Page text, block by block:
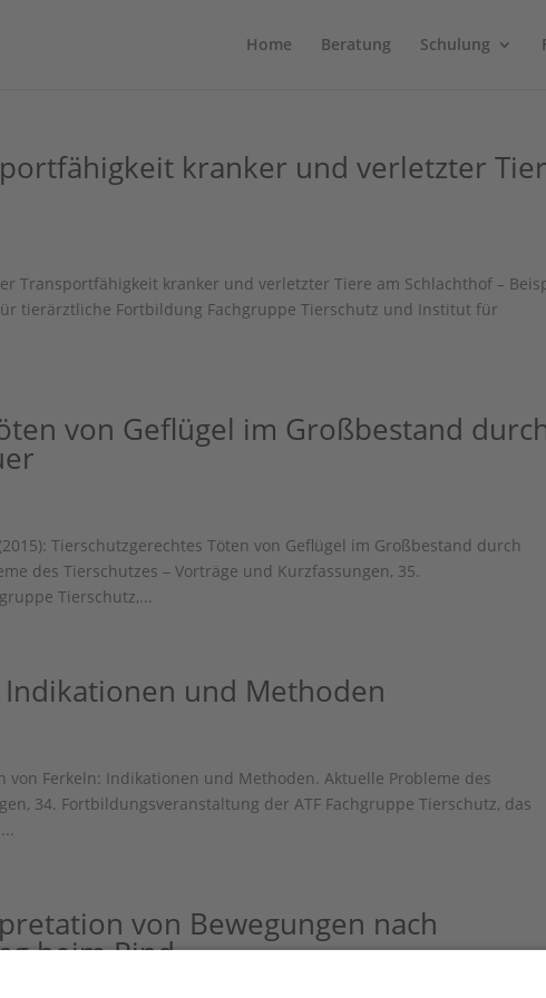
Home Beratung Schulung
kranker und verletzter
Transportfähigkeit kranker und verletzter Tiere am Schlachthof –
tierärztliche Fortbildung Fachgruppe Tierschutz und Institut für
von Geflügel im Großbestand
Tierschutzgerechtes Töten von Geflügel im Großbestand durch
des Tierschutzes – Vorträge und Kurzfassungen, 35.
Tierschutz,...
und Methoden
von Ferkeln: Indikationen und Methoden. Aktuelle Probleme des
34. Fortbildungsveranstaltung der ATF Fachgruppe Tierschutz, das
von Bewegungen nach
beim Rind